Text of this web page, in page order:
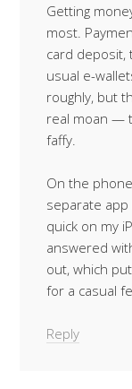
Getting
most.
card deposit,
usual e-
roughly, but
real moan —
faffy.
On the
separate app
quick on my
answered
out, which
for a casual
Reply